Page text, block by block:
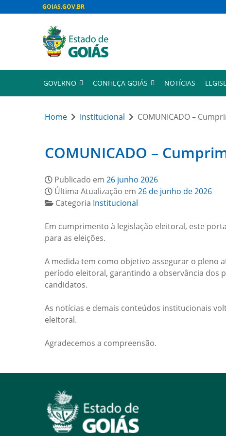
GOIAS.GOV.BR
GOVERNO CONHEÇA GOIÁS NOTÍCIAS
Home Institucional COMUNICADO –
COMUNICADO –
Publicado em 26 junho 2026
Última Atualização em 26 de junho de 2026
Categoria Institucional
Em cumprimento à legislação eleitoral, este
para as eleições.
A medida tem como objetivo assegurar o pleno
período eleitoral, garantindo a observância dos
candidatos.
As notícias e demais conteúdos institucionais
eleitoral.
Agradecemos a compreensão.